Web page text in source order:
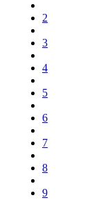
2
3
4
5
6
7
8
9